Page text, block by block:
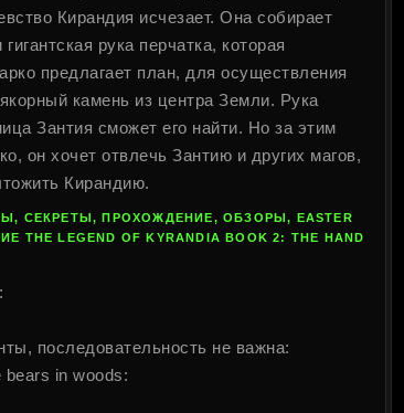
Кирандия исчезает. Она собирает
рука перчатка, которая
предлагает план, для осуществления
камень из центра Земли. Рука
Зантия сможет его найти. Но за этим
он хочет отвлечь Зантию и других магов,
Кирандию.
СЕКРЕТЫ, ПРОХОЖДЕНИЕ, ОБЗОРЫ, EASTER
LEGEND OF KYRANDIA BOOK 2: THE HAND
последовательность не важна:
bears in woods: